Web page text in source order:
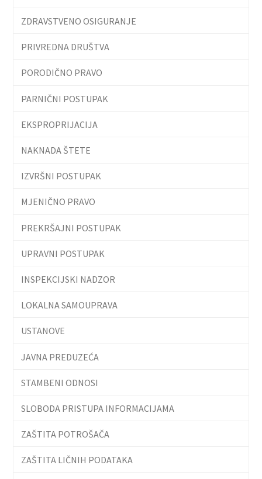
ZDRAVSTVENO OSIGURANJE
PRIVREDNA DRUŠTVA
PORODIČNO PRAVO
PARNIČNI POSTUPAK
EKSPROPRIJACIJA
NAKNADA ŠTETE
IZVRŠNI POSTUPAK
MJENIČNO PRAVO
PREKRŠAJNI POSTUPAK
UPRAVNI POSTUPAK
INSPEKCIJSKI NADZOR
LOKALNA SAMOUPRAVA
USTANOVE
JAVNA PREDUZEĆA
STAMBENI ODNOSI
SLOBODA PRISTUPA INFORMACIJAMA
ZAŠTITA POTROŠAČA
ZAŠTITA LIČNIH PODATAKA